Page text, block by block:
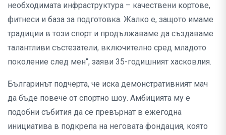
необходимата инфраструктура – качествени кортове,
фитнеси и база за подготовка. Жалко е, защото имаме
традиции в този спорт и продължаваме да създаваме
талантливи състезатели, включително сред младото
поколение след мен“, заяви 35-годишният хасковлия.
Българинът подчерта, че иска демонстративният мач
да бъде повече от спортно шоу. Амбицията му е
подобни събития да се превърнат в ежегодна
инициатива в подкрепа на неговата фондация, която